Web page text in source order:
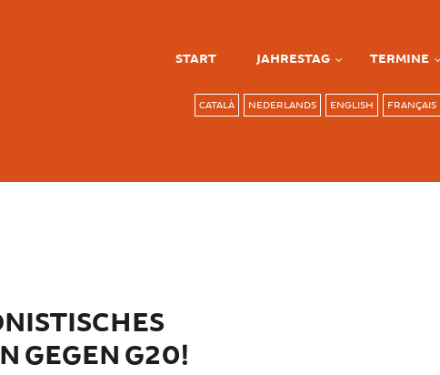
START JAHRESTAG TERMINE
CATALÀ NEDERLANDS ENGLISH FRANÇAIS
GEGEN G20!